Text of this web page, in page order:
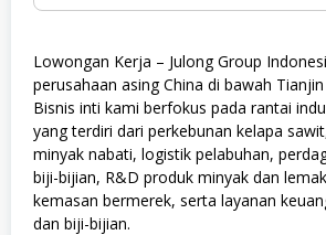
Lowongan Kerja – Julong Group
perusahaan asing China di bawah
Bisnis inti kami berfokus pada rantai
yang terdiri dari perkebunan kelapa
minyak nabati, logistik pelabuhan,
biji-bijian, R&D produk minyak dan
kemasan bermerek, serta layanan
dan biji-bijian.